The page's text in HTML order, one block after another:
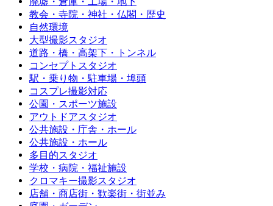
教会・寺院・神社・仏閣・歴史
自然環境
大型撮影スタジオ
道路・橋・高架下・トンネル
コンセプトスタジオ
駅・乗り物・駐車場・埠頭
コスプレ撮影対応
公園・スポーツ施設
アウトドアスタジオ
公共施設・庁舎・ホール
公共施設・ホール
多目的スタジオ
学校・病院・福祉施設
クロマキー撮影スタジオ
店舗・商店街・歓楽街・街並み